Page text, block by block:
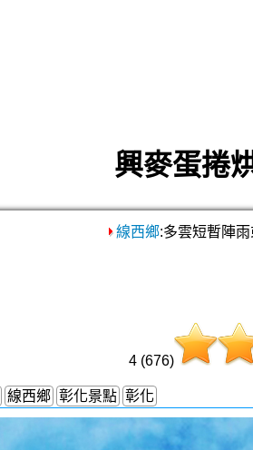
興麥蛋捲
線西鄉:多雲短暫陣
4 (676)
線西鄉 彰化景點 彰化